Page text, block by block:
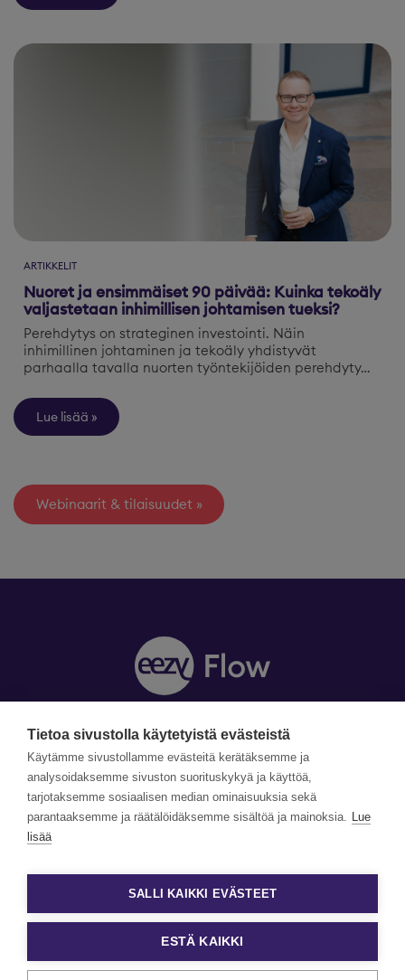
ARTIKKELIT
Nuoret ja ensimmäiset 90 päivää: Kuinka tekoäly
valjastetaan inhimillisen johtamisen tueksi?
Perehdytys on strateginen investointi. Näin
inhimillinen johtaminen ja tekoäly yhdistyvät
parhaalla tavalla nuorten työntekijöiden perehdyty…
Lue lisää
Webinaarit & tilaisuudet
Y-tunnus: 1990870-5
Yhteystiedot »
Tilaa uutiskirje »
©Copyright Eezy Flow 2026
Evästetiedot ja käyttöehdot
Tietoa sivustolla käytetyistä evästeistä
Käytämme sivustollamme evästeitä kerätäksemme ja
analysoidaksemme sivuston suorituskykyä ja käyttöä,
tarjotaksemme sosiaalisen median ominaisuuksia sekä
parantaaksemme ja räätälöidäksemme sisältöä ja mainoksia. Lue
lisää
SALLI KAIKKI EVÄSTEET
ESTÄ KAIKKI